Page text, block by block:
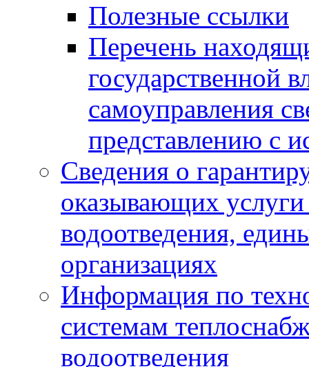
Полезные ссылки
Перечень
государственной
самоуправления
представлению с
Сведения о
оказывающих
водоотведения,
организациях
Информация по
системам
водоотведения